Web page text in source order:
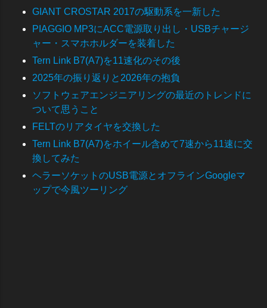
GIANT CROSTAR 2017の駆動系を一新した
PIAGGIO MP3にACC電源取り出し・USBチャージ
ャー・スマホホルダーを装着した
Tern Link B7(A7)を11速化のその後
2025年の振り返りと2026年の抱負
ソフトウェアエンジニアリングの最近のトレンドに
ついて思うこと
FELTのリアタイヤを交換した
Tern Link B7(A7)をホイール含めて7速から11速に交
換してみた
ヘラーソケットのUSB電源とオフラインGoogleマ
ップで今風ツーリング